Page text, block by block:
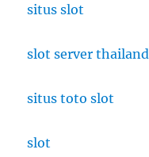
situs slot
slot server thailand
situs toto slot
slot